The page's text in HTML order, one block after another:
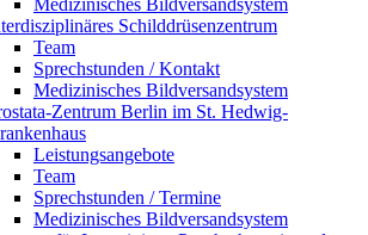
Schilddrüsenzentrum
Team
Sprechstunden / Kontakt
Medizinisches Bildversandsystem
Zentrum Berlin im St. Hedwig-
Leistungsangebote
Team
Sprechstunden / Termine
Medizinisches Bildversandsystem